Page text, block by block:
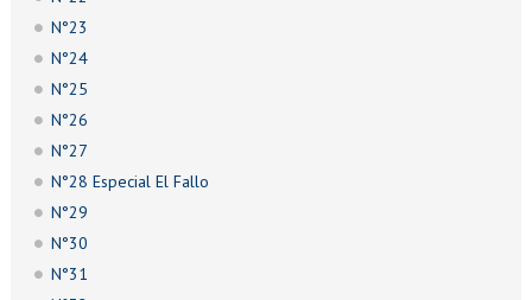
N°23
N°24
N°25
N°26
N°27
N°28 Especial El Fallo
N°29
N°30
N°31